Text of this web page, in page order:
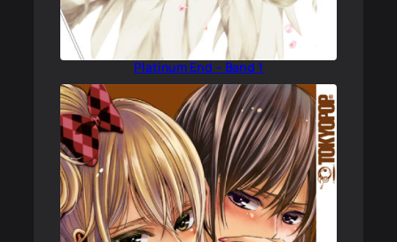
Platinum End – Band 1